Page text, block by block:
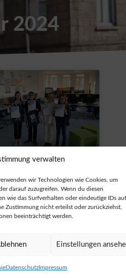
verwalten
wir Technologien wie Cookies, um
darauf zuzugreifen. Wenn du diesen
wie das Surfverhalten oder eindeutige IDs auf
Zustimmung nicht erteilst oder zurückziehst,
beeinträchtigt werden.
Einstellungen
DatenschutzImpressum
2024
am
Biber
’23 hat das Ruhr-
und Schülern der